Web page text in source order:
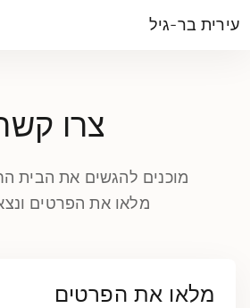
עירית בר-גיל
צרו
מוכנים להגשים את הבית
מלאו את הפרטים
מלאו את הפרטים